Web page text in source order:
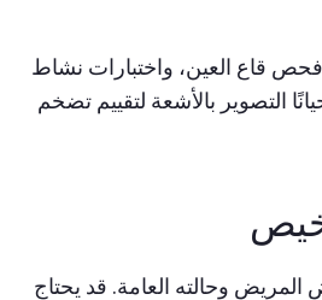
قاع العين، واختبارات نشاط
التصوير بالأشعة لتقييم تضخم
وحالته العامة. قد يحتاج